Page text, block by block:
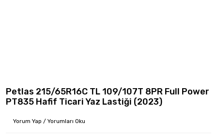
Petlas 215/65R16C TL 109/107T 8PR Full Power
PT835 Hafif Ticari Yaz Lastiği (2023)
Yorum Yap / Yorumları Oku